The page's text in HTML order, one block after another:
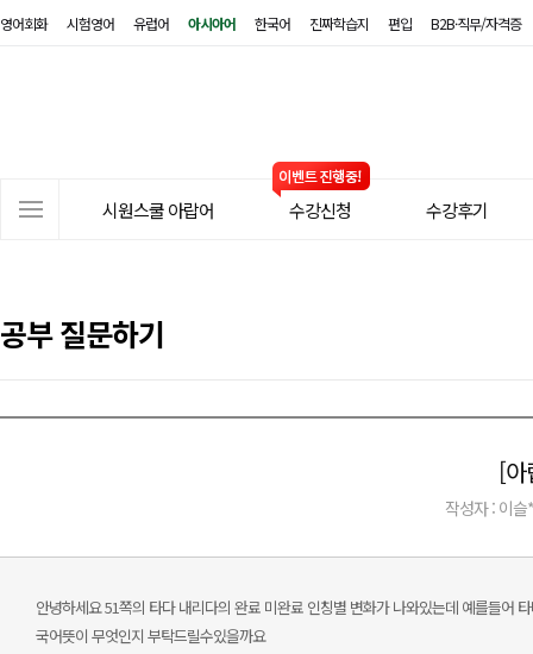
영어회화 시험영어 유럽어 아시아어 한국어 진짜학습지 편입 B2B·직무/자격증
시원스쿨 아랍어 수강신청 수강후기
공부 질문하기
[
작성자 : 이슬
안녕하세요 51쪽의 타다 내리다의 완료 미완료 인칭별 변화가 나와있는데 예를들어
국어뜻이 무엇인지 부탁드릴수있을까요